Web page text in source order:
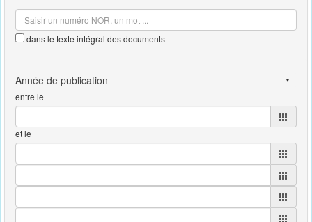
dans le texte intégral des documents
entre le
et le